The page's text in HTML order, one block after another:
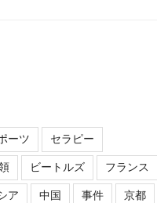
ーツ セラピー
ビートルズ フランス
ア 中国 事件 京都